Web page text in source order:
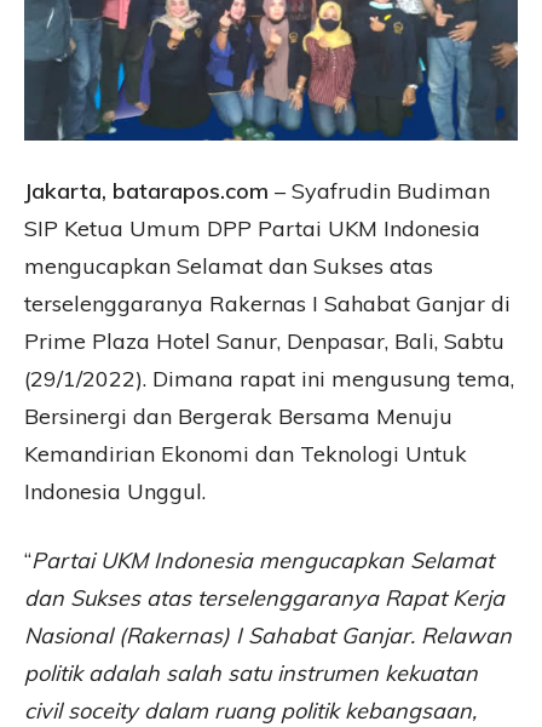
Jakarta, batarapos.com – Syafrudin Budiman
SIP Ketua Umum DPP Partai UKM Indonesia
mengucapkan Selamat dan Sukses atas
terselenggaranya Rakernas I Sahabat Ganjar di
Prime Plaza Hotel Sanur, Denpasar, Bali, Sabtu
(29/1/2022). Dimana rapat ini mengusung tema,
Bersinergi dan Bergerak Bersama Menuju
Kemandirian Ekonomi dan Teknologi Untuk
Indonesia Unggul.
“Partai UKM Indonesia mengucapkan Selamat
dan Sukses atas terselenggaranya Rapat Kerja
Nasional (Rakernas) I Sahabat Ganjar. Relawan
politik adalah salah satu instrumen kekuatan
civil soceity dalam ruang politik kebangsaan,